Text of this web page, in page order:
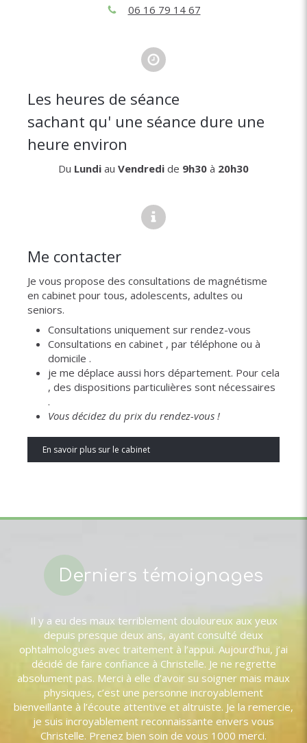
06 16 79 14 67
Les heures de séance
sachant qu' une séance dure une
heure environ
Du Lundi au Vendredi de 9h30 à 20h30
Me contacter
Je vous propose des consultations de magnétisme
en cabinet pour tous, adolescents, adultes ou
seniors.
Consultations uniquement sur rendez-vous
Consultations en cabinet , par téléphone ou à
domicile .
je me déplace aussi hors département. Pour cela
, des dispositions particulières sont nécessaires
.
Vous décidez du prix du rendez-vous !
En savoir plus sur le cabinet
Derniers témoignages
Il y a eu des maux terriblement douloureux aux yeux
depuis presque deux ans, ayant consulté deux
ophtalmologues avec traitement à l’appui. Aujourd’hui, j’ai
décidé de faire confiance à Christelle. Je ne regrette
absolument pas. Merci à elle d’avoir su soigner mais maux
physiques, c’est une personne incroyablement
bienveillante à l’écoute attentive et altruiste. Je la remercie,
je suis incroyablement reconnaissante envers vous
Christelle. Prenez bien soin de vous 1000 merci.